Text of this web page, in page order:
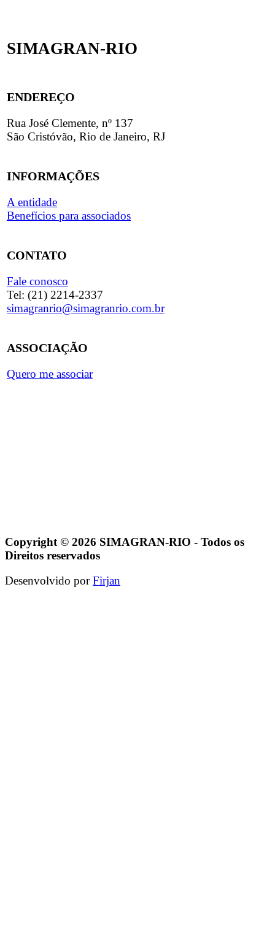
SIMAGRAN-RIO
ENDEREÇO
Rua José Clemente, nº 137
São Cristóvão, Rio de Janeiro, RJ
INFORMAÇÕES
A entidade
Benefícios para associados
CONTATO
Fale conosco
Tel: (21) 2214-2337
simagranrio@simagranrio.com.br
ASSOCIAÇÃO
Quero me associar
Copyright © 2026 SIMAGRAN-RIO - Todos os
Direitos reservados
Desenvolvido porFirjan